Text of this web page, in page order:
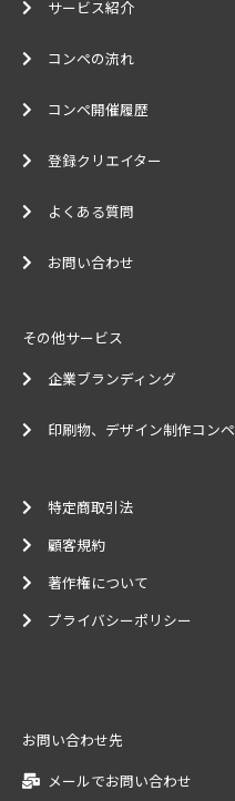
サービス紹介
コンペの流れ
コンペ開催履歴
登録クリエイター
よくある質問
お問い合わせ
その他サービス
企業ブランディング
印刷物、デザイン制作コンペ
特定商取引法
顧客規約
著作権について
プライバシーポリシー
お問い合わせ先
メールでお問い合わせ